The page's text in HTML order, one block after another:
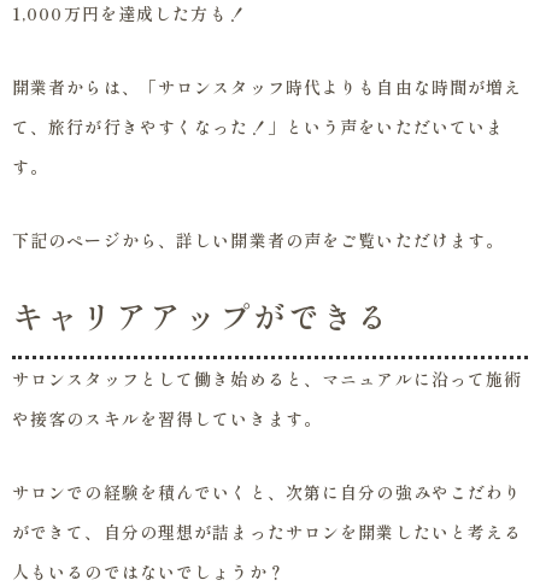
1,000万円を達成した方も！
開業者からは、「サロンスタッフ時代よりも自由な時間が増え
て、旅行が行きやすくなった！」という声をいただいていま
す。
下記のページから、詳しい開業者の声をご覧いただけます。
キャリアアップができる
サロンスタッフとして働き始めると、マニュアルに沿って施術
や接客のスキルを習得していきます。
サロンでの経験を積んでいくと、次第に自分の強みやこだわり
ができて、自分の理想が詰まったサロンを開業したいと考える
人もいるのではないでしょうか？